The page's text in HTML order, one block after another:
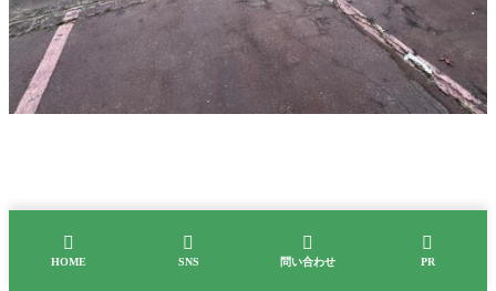

HOME

SNS

問い合わせ

PR